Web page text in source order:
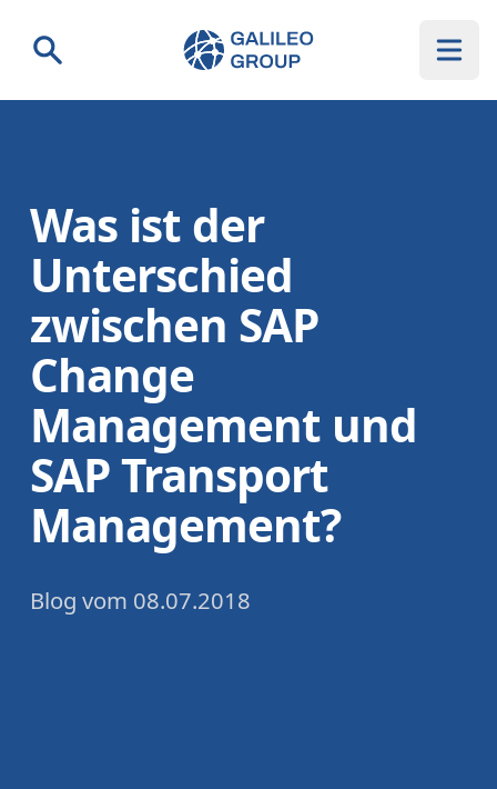
Suche Galileo Group AG
Was ist der
Unterschied
zwischen SAP
Change
Management und
SAP Transport
Management?
Blog vom 08.07.2018